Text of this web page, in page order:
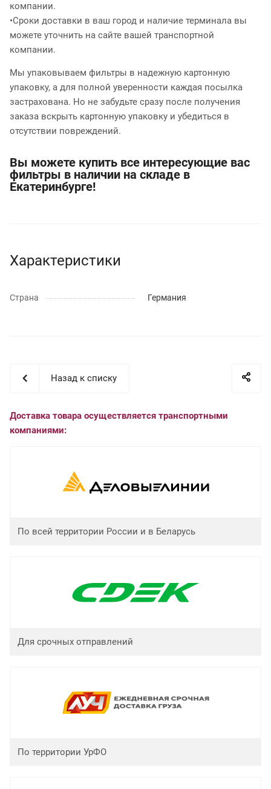
компании.
•Сроки доставки в ваш город и наличие терминала вы
можете уточнить на сайте вашей транспортной
компании.
Мы упаковываем фильтры в надежную картонную
упаковку, а для полной уверенности каждая посылка
застрахована. Но не забудьте сразу после получения
заказа вскрыть картонную упаковку и убедиться в
отсутствии повреждений.
Вы можете купить все интересующие вас
фильтры в наличии на складе в
Екатеринбурге!
Характеристики
Страна Германия
Назад к списку
Доставка товара осуществляется транспортными
компаниями:
По всей территории России и в Беларусь
Для срочных отправлений
По территории УрФО